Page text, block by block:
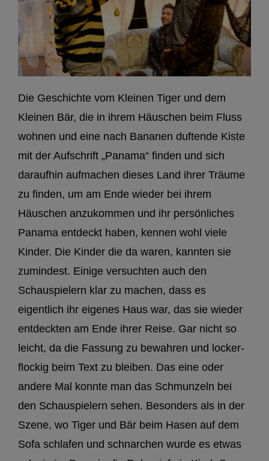
Die Geschichte vom Kleinen Tiger und dem
Kleinen Bär, die in ihrem Häuschen beim Fluss
wohnen und eine nach Bananen duftende Kiste
mit der Aufschrift „Panama“ finden und sich
daraufhin aufmachen dieses Land ihrer Träume
zu finden, um am Ende wieder bei ihrem
Häuschen anzukommen und ihr persönliches
Panama entdeckt haben, kennen wohl viele
Kinder. Die Kinder die da waren, kannten sie
zumindest. Einige versuchten auch den
Schauspielern klar zu machen, dass es
eigentlich ihr eigenes Haus war, das sie wieder
entdeckten am Ende ihrer Reise. Gar nicht so
leicht, da die Fassung zu bewahren und locker-
flockig beim Text zu bleiben. Das eine oder
andere Mal konnte man das Schmunzeln bei
den Schauspielern sehen. Besonders als in der
Szene, wo Tiger und Bär beim Hasen auf dem
Sofa schlafen und schnarchen wurde es etwas